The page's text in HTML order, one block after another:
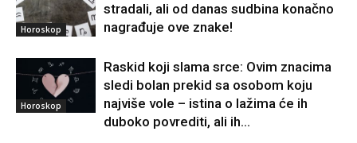
Horoskop
stradali, ali od danas sudbina konačno
nagrađuje ove znake!
Horoskop
Raskid koji slama srce: Ovim znacima
sledi bolan prekid sa osobom koju
najviše vole – istina o lažima će ih
duboko povrediti, ali ih...